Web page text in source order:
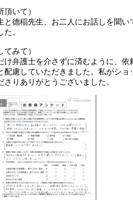
頂いて）
と德稲先生、お二人にお話しを聞
た。
てみて）
け弁護士を介さずに済むように、
配慮していただきました。私がシ
さりありがとうございました。